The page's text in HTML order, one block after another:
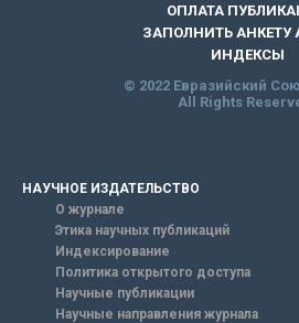
ОПЛАТА
ЗАПОЛНИТЬ АНКЕТУ
ИНДЕКСЫ
© 2022 Евразийский
All Rights
НАУЧНОЕ ИЗДАТЕЛЬСТВО
О журнале
Этика научных публикаций
Индексирование
Политика открытого доступа
Научные публикации
Научные направления журнала